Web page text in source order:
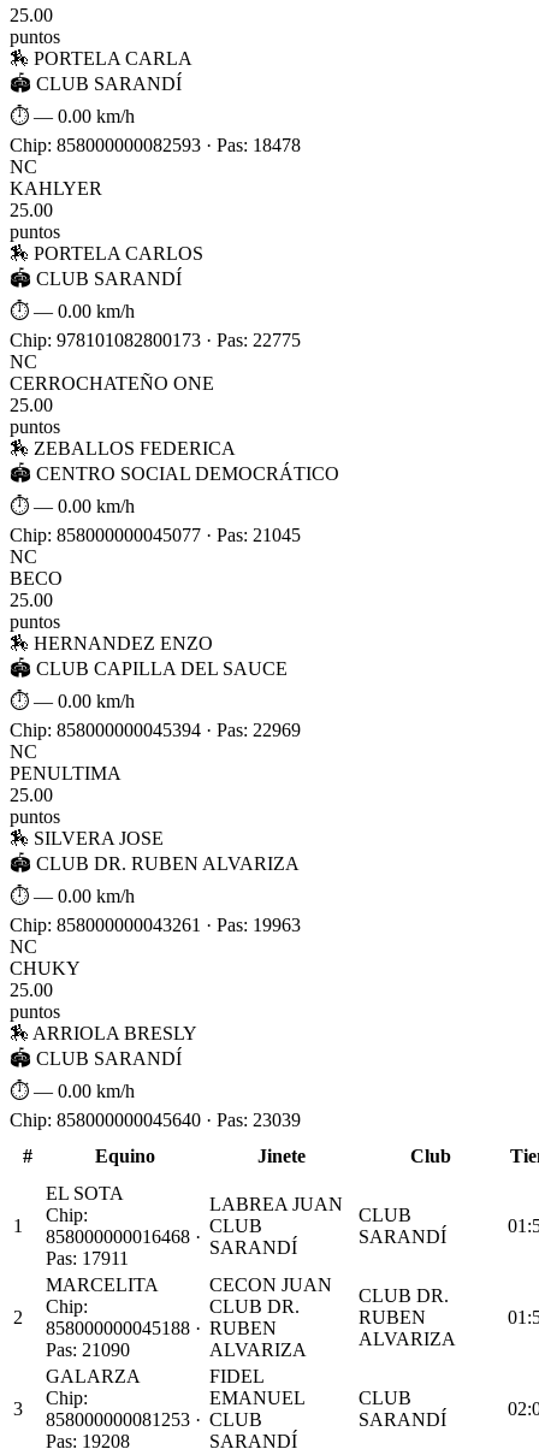
25.00
puntos
🏇 PORTELA CARLA
🏟 CLUB SARANDÍ
⏱ — 0.00 km/h
Chip: 858000000082593 · Pas: 18478
NC
KAHLYER
25.00
puntos
🏇 PORTELA CARLOS
🏟 CLUB SARANDÍ
⏱ — 0.00 km/h
Chip: 978101082800173 · Pas: 22775
NC
CERROCHATEÑO ONE
25.00
puntos
🏇 ZEBALLOS FEDERICA
🏟 CENTRO SOCIAL DEMOCRÁTICO
⏱ — 0.00 km/h
Chip: 858000000045077 · Pas: 21045
NC
BECO
25.00
puntos
🏇 HERNANDEZ ENZO
🏟 CLUB CAPILLA DEL SAUCE
⏱ — 0.00 km/h
Chip: 858000000045394 · Pas: 22969
NC
PENULTIMA
25.00
puntos
🏇 SILVERA JOSE
🏟 CLUB DR. RUBEN ALVARIZA
⏱ — 0.00 km/h
Chip: 858000000043261 · Pas: 19963
NC
CHUKY
25.00
puntos
🏇 ARRIOLA BRESLY
🏟 CLUB SARANDÍ
⏱ — 0.00 km/h
Chip: 858000000045640 · Pas: 23039
#
Equino Jinete Club
1
EL SOTA
Chip:
858000000016468 ·
Pas: 17911
LABREA JUAN
CLUB
SARANDÍ
CLUB
SARANDÍ
2
MARCELITA
Chip:
858000000045188 ·
Pas: 21090
CECON JUAN
CLUB DR.
RUBEN
ALVARIZA
CLUB DR.
RUBEN
ALVARIZA
3
GALARZA
Chip:
858000000081253 ·
Pas: 19208
FIDEL
EMANUEL
CLUB
SARANDÍ
CLUB
SARANDÍ